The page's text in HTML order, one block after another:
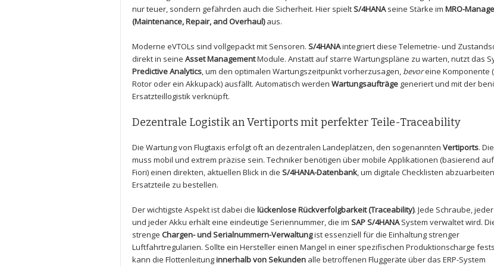
nur teuer, sondern gefährden auch die Sicherheit. Hier spieltS/4HANAseine Stärke im MRO-
(Maintenance, Repair, and Overhaul)aus.
Moderne eVTOLs sind vollgepackt mit Sensoren. S/4HANAintegriert diese Telemetrie- und
direkt in seine Asset ManagementModule. Anstatt auf starre Wartungspläne zu warten, nutzt das
Predictive Analytics, um den optimalen Wartungszeitpunkt vorherzusagen, bevoreine Komponente
Rotor oder ein Akkupack) ausfällt. Automatisch werden Wartungsaufträge generiert und mit der
Ersatzteillogistik verknüpft.
Dezentrale Logistik an Vertiports mit perfekter Teile-Traceability
Die Wartung von Flugtaxis erfolgt oft an dezentralen Landeplätzen, den sogenannten Vertiports. Die
muss mobil und extrem präzise sein. Techniker benötigen über mobile Applikationen (basierend auf
Fiori) einen direkten, aktuellen Blick in die S/4HANA-Datenbank, um digitale Checklisten
Ersatzteile zu bestellen.
Der wichtigste Aspekt ist dabei die lückenlose Rückverfolgbarkeit (Traceability). Jede Schraube,
und jeder Akku erhält eine eindeutige Seriennummer, die im SAP S/4HANASystem verwaltet wird.
strenge Chargen- und Serialnummern-Verwaltungist essenziell für die Einhaltung strenger
Luftfahrtregularien. Sollte ein Hersteller einen Mangel in einer spezifischen Produktionscharge
kann die Flottenleitunginnerhalb von Sekunden alle betroffenen Fluggeräte über das ERP-System